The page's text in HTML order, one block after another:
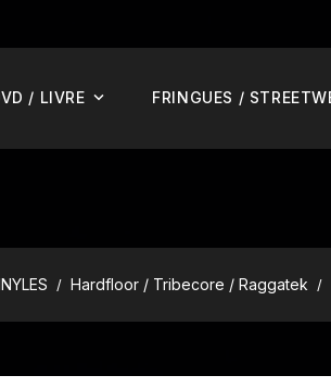
/ LIVRE FRINGUES /
Hardfloor / Tribecore / Raggatek